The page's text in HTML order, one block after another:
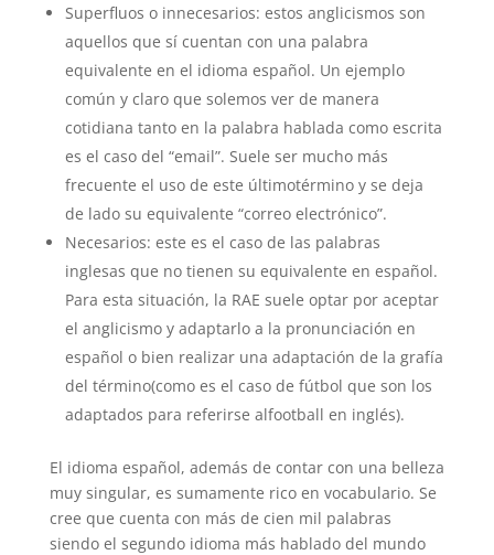
Superfluos o innecesarios: estos anglicismos son
aquellos que sí cuentan con una palabra
equivalente en el idioma español. Un ejemplo
común y claro que solemos ver de manera
cotidiana tanto en la palabra hablada como escrita
es el caso del “email”. Suele ser mucho más
frecuente el uso de este últimotérmino y se deja
de lado su equivalente “correo electrónico”.
Necesarios: este es el caso de las palabras
inglesas que no tienen su equivalente en español.
Para esta situación, la RAE suele optar por aceptar
el anglicismo y adaptarlo a la pronunciación en
español o bien realizar una adaptación de la grafía
del término(como es el caso de fútbol que son los
adaptados para referirse alfootball en inglés).
El idioma español, además de contar con una belleza
muy singular, es sumamente rico en vocabulario. Se
cree que cuenta con más de cien mil palabras
siendo el segundo idioma más hablado del mundo